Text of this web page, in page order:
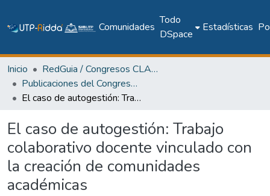
Comunidades
Todo
DSpace
Estadísticas
Inicio
RedGuia / Congresos CLABES
Publicaciones del Congreso Internacional CLABES
El caso de autogestión: Trabajo colaborativo docente vinculado con la creación de comunidades académicas
El caso de autogestión: Trabajo
colaborativo docente vinculado con
la creación de comunidades
académicas